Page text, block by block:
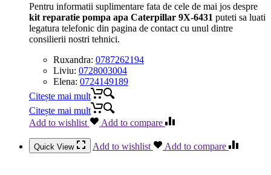
Pentru informatii suplimentare fata de cele de mai jos despre
kit reparatie pompa apa Caterpillar 9X-6431 puteti sa luati
legatura telefonic din pagina de contact cu unul dintre
consilierii nostri tehnici.
Ruxandra: 0787262194
Liviu: 0728003004
Elena: 0724149189
Citește mai mult
Citește mai mult
Add to wishlist
Add to compare
Quick View Add to wishlist Add to compare